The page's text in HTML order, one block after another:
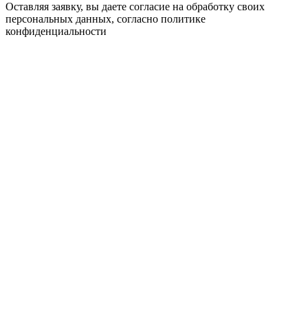
Оставляя заявку, вы даете согласие на обработку своих
персональных данных, согласно политике
конфиденциальности